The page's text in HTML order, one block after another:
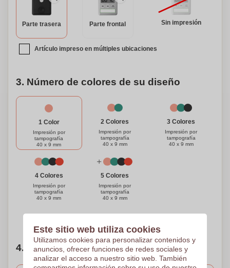
o crear un regalo único para alguien especial. Ya sea para
ti o como regalo, este temporizador es una adición práctica
vuelvas a quemar otro plato!
Parte trasera Parte frontal Sin impresión
Artículo impreso en múltiples ubicaciones
3. Número de colores de su diseño
1 Color
Impresión por
tampografía
40 x 9 mm
2 Colores
Impresión por
tampografía
40 x 9 mm
3 Colores
Impresión por
tampografía
40 x 9 mm
4 Colores
Impresión por
tampografía
40 x 9 mm
5 Colores
Impresión por
tampografía
40 x 9 mm
4. Elige tu cantidad
Este sitio web utiliza cookies
Utilizamos cookies para personalizar contenidos y
anuncios, ofrecer funciones de redes sociales y
analizar el acceso a nuestro sitio web. También